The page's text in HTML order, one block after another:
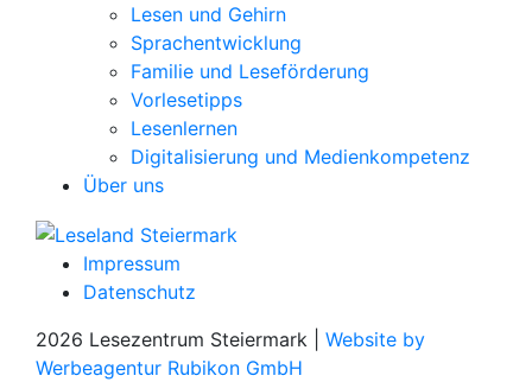
Lesen und Gehirn
Sprachentwicklung
Familie und Leseförderung
Vorlesetipps
Lesenlernen
Digitalisierung und Medienkompetenz
Über uns
Impressum
Datenschutz
2026 Lesezentrum Steiermark | Website by
Werbeagentur Rubikon GmbH